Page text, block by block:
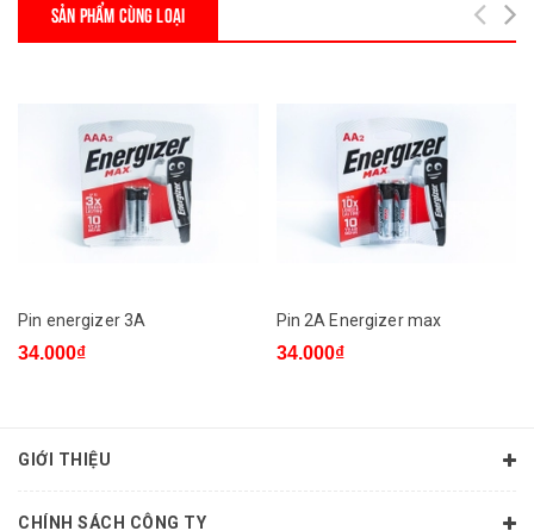
SẢN PHẨM CÙNG LOẠI
Pin energizer 3A
34.000₫
Pin 2A Energizer max
34.000₫
GIỚI THIỆU
CHÍNH SÁCH CÔNG TY